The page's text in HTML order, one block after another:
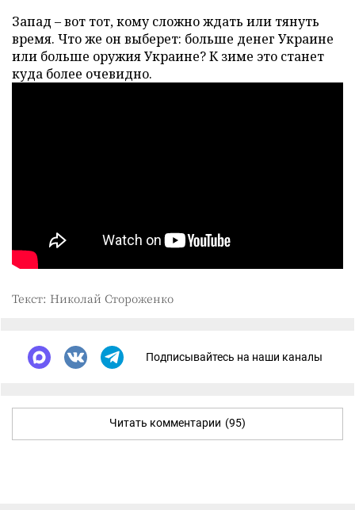
Запад – вот тот, кому сложно ждать или тянуть
время. Что же он выберет: больше денег Украине
или больше оружия Украине? К зиме это станет
куда более очевидно.
Текст: Николай Стороженко
Подписывайтесь на наши каналы
Читать комментарии (95)